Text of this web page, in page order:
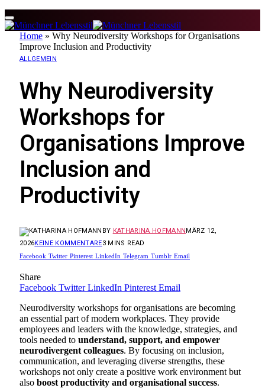
Home » Why Neurodiversity Workshops for Organisations
Improve Inclusion and Productivity
ALLGEMEIN
Why Neurodiversity
Workshops for
Organisations Improve
Inclusion and
Productivity
BY KATHARINA HOFMANNMÄRZ 12,
2026KEINE KOMMENTARE3 MINS READ
Facebook Twitter Pinterest LinkedIn Telegram Tumblr Email
Share
Facebook Twitter LinkedIn Pinterest Email
Neurodiversity workshops for organisations are becoming
an essential part of modern workplaces. They provide
employees and leaders with the knowledge, strategies, and
tools needed to understand, support, and empower
neurodivergent colleagues. By focusing on inclusion,
communication, and leveraging diverse strengths, these
workshops not only create a positive work environment but
also boost productivity and organisational success.